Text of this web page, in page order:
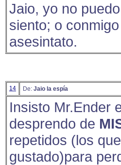
Jaio, yo no
siento; o
asesintato.
14 De: Jaio la espía
Insisto Mr.Ender
desprendo de
repetidos (los
gustado)para